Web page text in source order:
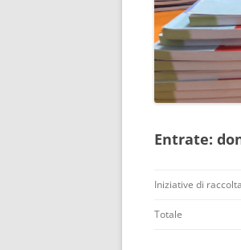
Entrate:
Iniziative di
Totale